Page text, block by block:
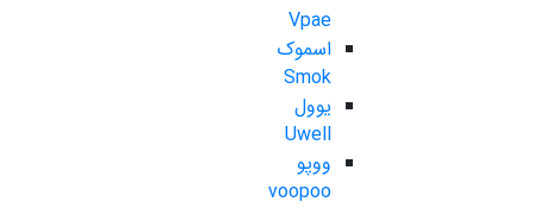
Vpae
اسموک
Smok
یوول
Uwell
ووپو
voopoo